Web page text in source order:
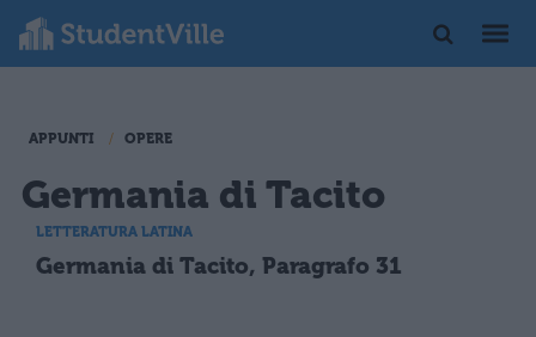
APPUNTI OPERE
Germania di Tacito
LETTERATURA LATINA
Germania di Tacito, Paragrafo 31